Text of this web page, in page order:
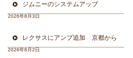
ジムニーのシステムアップ
2026年8月3日
レクサスにアンプ追加 京都から
2026年8月2日